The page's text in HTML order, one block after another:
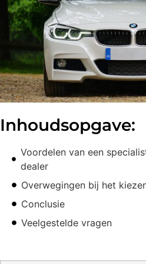
Inhoudsopgave:
Voordelen van een
dealer
Overwegingen bij het
Conclusie
Veelgestelde vragen